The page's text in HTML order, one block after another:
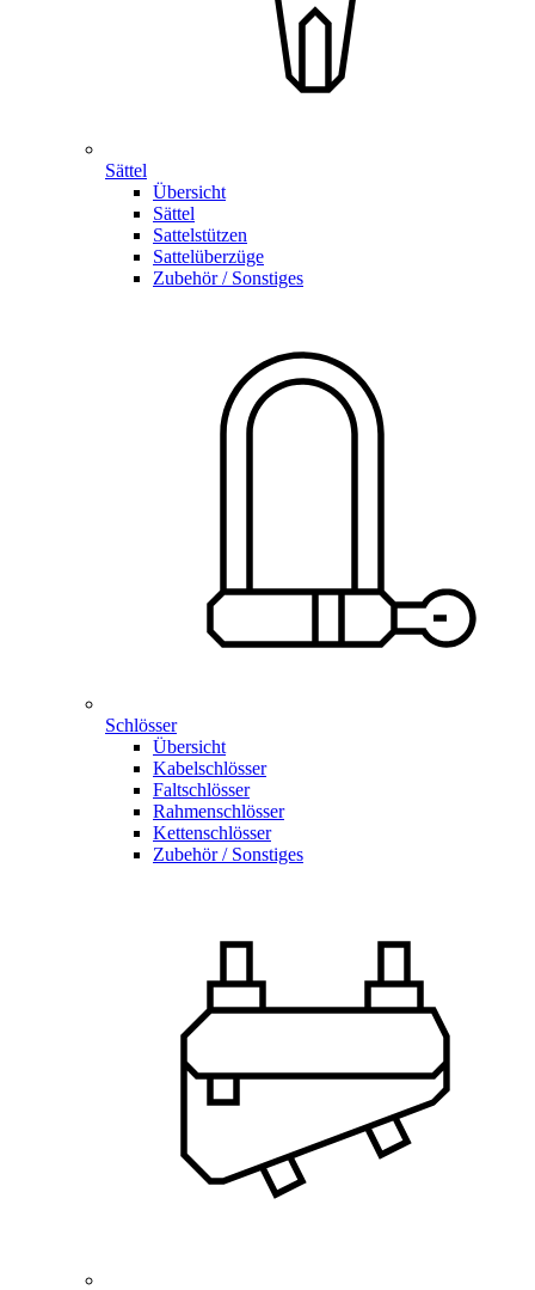
Sättel
Übersicht
Sättel
Sattelstützen
Sattelüberzüge
Zubehör / Sonstiges
Schlösser
Übersicht
Kabelschlösser
Faltschlösser
Rahmenschlösser
Kettenschlösser
Zubehör / Sonstiges